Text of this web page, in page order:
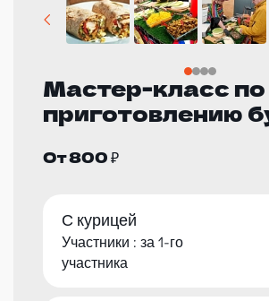
Мастер-класс по
приготовлению
От 800 ₽
С курицей
Участники : за 1-го
участника